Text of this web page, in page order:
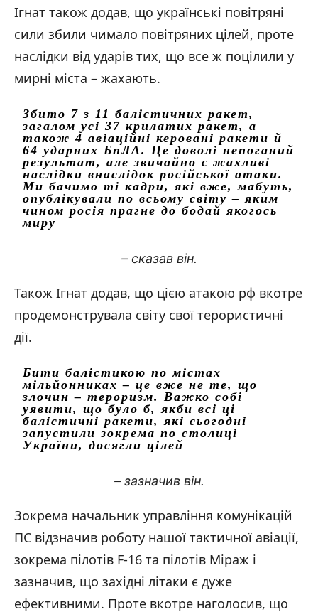
Ігнат також додав, що українські повітряні
сили збили чимало повітряних цілей, проте
наслідки від ударів тих, що все ж поцілили у
мирні міста – жахають.
Збито 7 з 11 балістичних ракет,
загалом усі 37 крилатих ракет, а
також 4 авіаційні керовані ракети й
64 ударних БпЛА. Це доволі непоганий
результат, але звичайно є жахливі
наслідки внаслідок російської атаки.
Ми бачимо ті кадри, які вже, мабуть,
опублікували по всьому світу – яким
чином росія прагне до бодай якогось
миру
– сказав він.
Також Ігнат додав, що цією атакою рф вкотре
продемонструвала світу свої терористичні
дії.
Бити балістикою по містах
мільйонниках – це вже не те, що
злочин – тероризм. Важко собі
уявити, що було б, якби всі ці
балістичні ракети, які сьогодні
запустили зокрема по столиці
України, досягли цілей
– зазначив він.
Зокрема начальник управління комунікацій
ПС відзначив роботу нашої тактичної авіації,
зокрема пілотів F-16 та пілотів Міраж і
зазначив, що західні літаки є дуже
ефективними. Проте вкотре наголосив, що